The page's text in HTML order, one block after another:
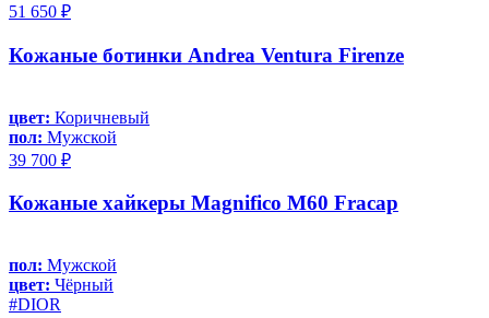
51 650 ₽
Кожаные ботинки Andrea Ventura Firenze
цвет: Коричневый
пол: Мужской
39 700 ₽
Кожаные хайкеры Magnifico M60 Fracap
пол: Мужской
цвет: Чёрный
#DIOR